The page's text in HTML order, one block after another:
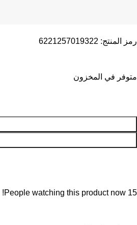
رمز المنتج: 6221257019322
متوفر في المخزون
15
People watching this product now!